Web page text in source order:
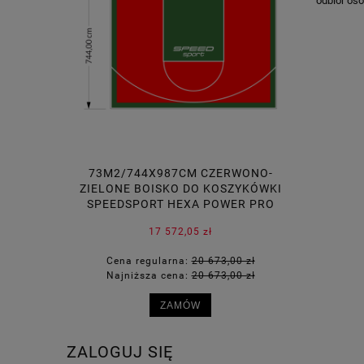
73M2/744X987CM CZERWONO-
ZIELONE BOISKO DO KOSZYKÓWKI
SPEEDSPORT HEXA POWER PRO
17 572,05 zł
Cena regularna:20 673,00 zł
Najniższa cena:20 673,00 zł
ZAMÓW
ZALOGUJ SIĘ